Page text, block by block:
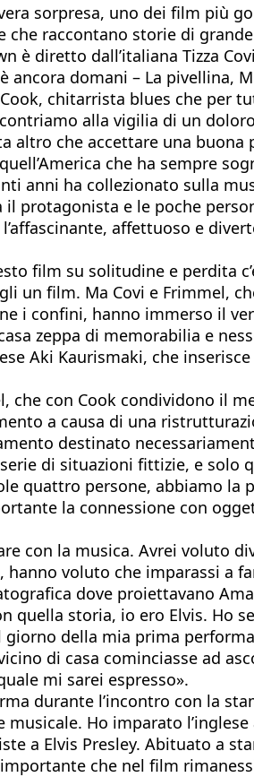
sorpresa, uno dei film più
raccontano storie di
diretto dall’italiana Tizza
domani – La pivellina,
chitarrista blues che per
alla vigilia di un
che accettare una
che ha sempre
anni ha collezionato sulla
protagonista e le poche
affettuoso e
film su solitudine e perdita
un film. Ma Covi e Frimmel,
i confini, hanno immerso il
zeppa di memorabilia e
Aki Kaurismaki, che
con Cook condividono il
a causa di una
destinato
di situazioni fittizie, e
quattro persone, abbiamo
la connessione con
con la musica. Avrei voluto
voluto che imparassi a
dove proiettavano
storia, io ero Elvis. Ho
della mia prima
di casa cominciasse ad
mi sarei espresso».
durante l’incontro con la
Ho imparato
a Elvis Presley. Abituato a
che nel film